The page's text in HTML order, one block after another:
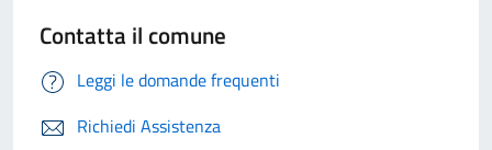
Contatta il comune
Leggi le domande frequenti
Richiedi Assistenza